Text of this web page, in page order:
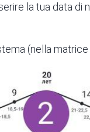
la tua data di
(nella